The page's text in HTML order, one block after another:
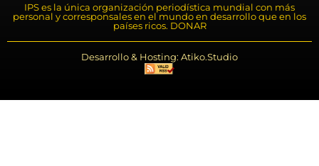
IPS es la única organización periodística mundial con más
personal y corresponsales en el mundo en desarrollo que en los
países ricos. DONAR
Desarrollo & Hosting: Atiko.Studio